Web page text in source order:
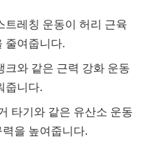
트레칭 운동이 허리 근육
줄여줍니다.
크와 같은 근력 강화 운동
줍니다.
타기와 같은 유산소 운동
을 높여줍니다.